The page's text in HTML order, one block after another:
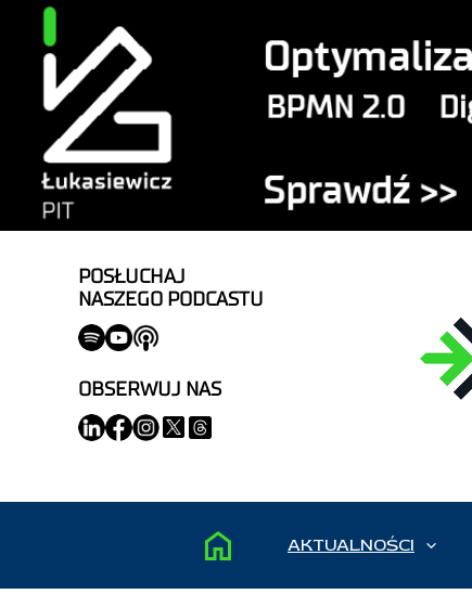
POSŁUCHAJ
NASZEGO PODCASTU
OBSERWUJ NAS
AKTUALNOŚCI